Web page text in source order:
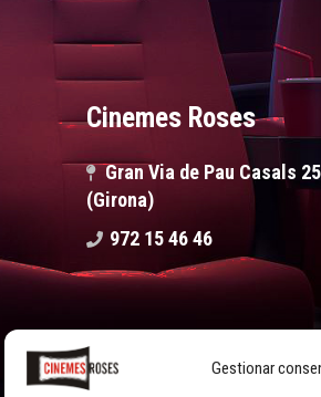
Gestionar
Cinemes Roses
Gran Via de Pau Casals
(Girona)
972 15 46 46